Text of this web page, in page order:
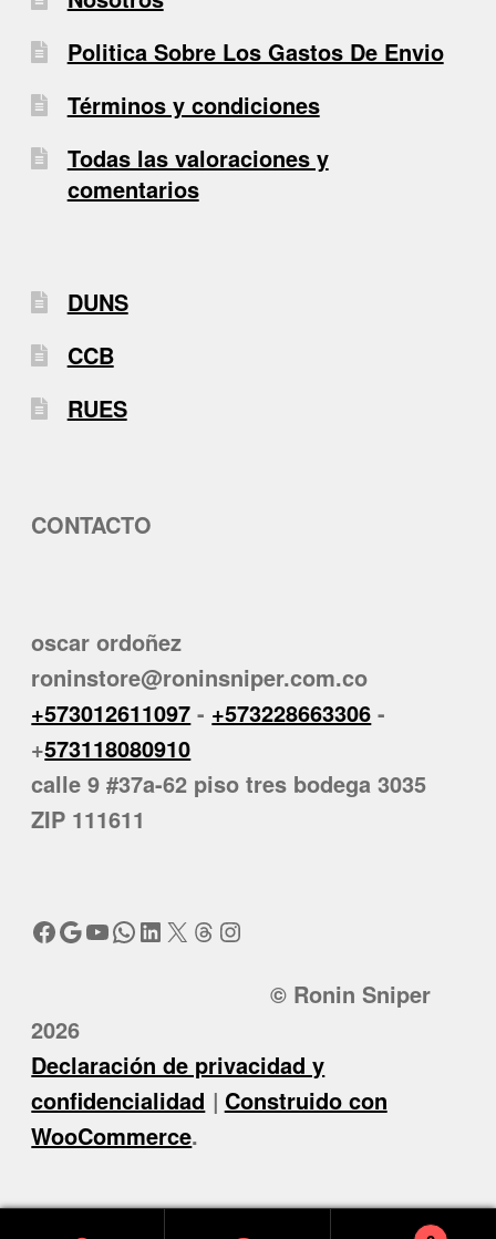
Politica Sobre Los Gastos De Envio
Términos y condiciones
Todas las valoraciones y
comentarios
DUNS
CCB
RUES
CONTACTO
oscar ordoñez
roninstore@roninsniper.com.co
+573012611097 - +573228663306 -
+573118080910
calle 9 #37a-62 piso tres bodega 3035
ZIP 111611
Facebook
Google
YouTube
WhatsApp
LinkedIn
X Threads
Instagram
© Ronin Sniper
2026
Declaración de privacidad y
confidencialidad
Construido con
WooCommerce.